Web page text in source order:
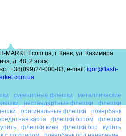
MARKET.com.ua, г. Киев, ул. Казимира
д. 48, 2 этаж
+38(099)24-000-83, e-mail: igor@flash-
сувенирные флешки
металлические
нестандартные флешки
флешки
оригинальные флешки
повербанк
карта флешки оптом
флешки
флешки киев флешки опт
купить